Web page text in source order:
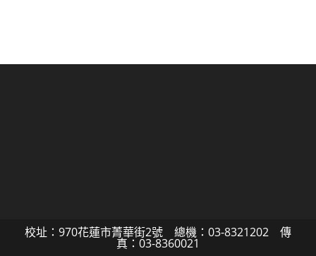
校址：970花蓮市菁華街2號 總機：03-8321202 傳
真：03-8360021